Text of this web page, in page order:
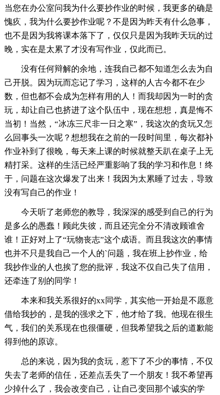
当您在办公室问我为什么要抄作业的时候，我更多的确是
愧疚，我为什么要抄作业呢？不是因为昨天有什么急事，
也不是因为我将课本落下了，仅仅只是因为我昨天玩的过
晚，实在是太累了才没有写作业，仅此而已。
没有任何辩解的余地，连我自己都不知道怎么去为自
己开脱。因为玩而忘记了学习，这样的人古今都不在少
数，但也都不会成为怎样有用的人！而我却因为一时的贪
玩，却让自己也挤进了这个队伍中，现在想想，真是悔不
当初！当然，“冰冻三尺非一日之寒”，我这次的贪玩又怎
么回事头一次呢？想想我在之前的一段时间里，每次都补
作业补到了很晚，每天来上课的时候就整天趴在桌子上无
精打采。这样的生活已经严重影响了我的学习和作息！终
于，问题在这次爆发了出来！我因为太累睡了过去，导致
没有写自己的作业！
今天听了老师您的教导，我深深的感受到自己的行为
是多么的愚蠢！顾此失彼，而且还完全分不清改顾谁舍
谁！正好对上了“玩物丧志”这个成语。而且我这次的事情
也并不只是我自己一个人的`问题，我在班上抄作业，给
我抄作业的人也挨了您的批评，我这不仅自己失了信用，
还牵连了别的同学！
本来和我关系很好的xx同学，其实他一开始是不愿意
借给我抄的，是我的强求之下，他才给了我。他现在很生
气，我们的关系现在也很僵硬，但我希望我之后的道歉能
得到他的原谅。
总的来说，因为我的贪玩，惹下了不少的事情，不仅
失去了老师的信任，还差点丢失了一个朋友！我不希望再
少掉什么了，我会改变自己，让自己变回那个诚实的学